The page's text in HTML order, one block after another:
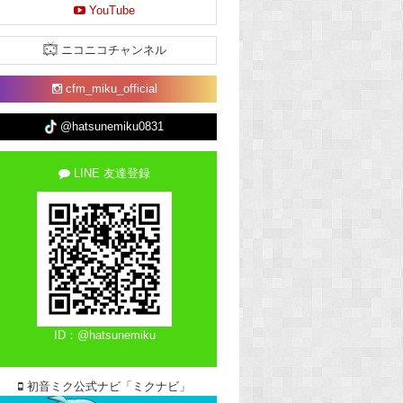
YouTube
ニコニコチャンネル
cfm_miku_official
@hatsunemiku0831
LINE 友達登録
ID：@hatsunemiku
初音ミク公式ナビ「ミクナビ」